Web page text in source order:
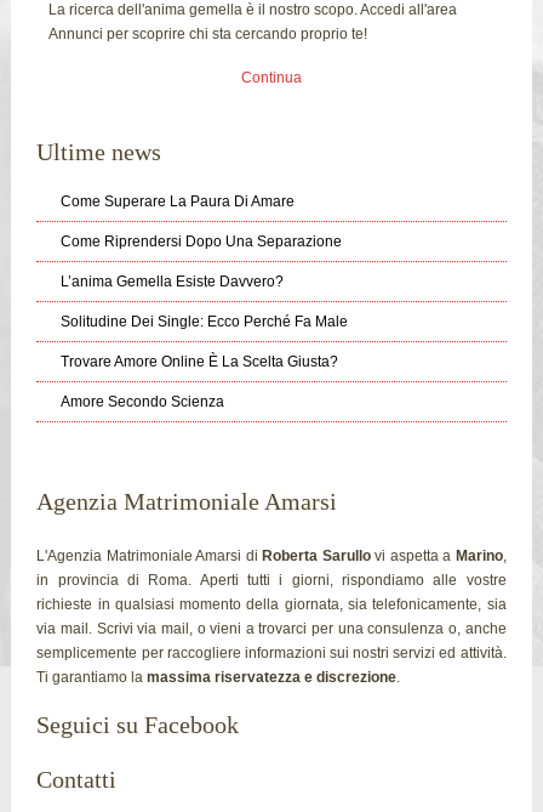
La ricerca dell'anima gemella è il nostro scopo. Accedi all'area
Annunci per scoprire chi sta cercando proprio te!
Continua
Ultime news
Come Superare La Paura Di Amare
Come Riprendersi Dopo Una Separazione
L’anima Gemella Esiste Davvero?
Solitudine Dei Single: Ecco Perché Fa Male
Trovare Amore Online È La Scelta Giusta?
Amore Secondo Scienza
Agenzia Matrimoniale Amarsi
L'Agenzia Matrimoniale Amarsi di Roberta Sarullovi aspetta a Marino,
in provincia di Roma. Aperti tutti i giorni, rispondiamo alle vostre
richieste in qualsiasi momento della giornata, sia telefonicamente, sia
via mail. Scrivi via mail, o vieni a trovarci per una consulenza o, anche
semplicemente per raccogliere informazioni sui nostri servizi ed attività.
Ti garantiamo lamassima riservatezza e discrezione.
Seguici su Facebook
Contatti